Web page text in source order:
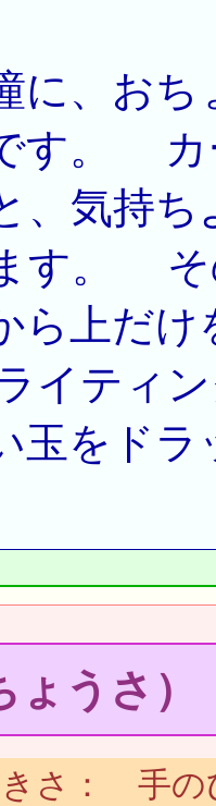
に、お
す。 カ
、気持ち
す。 そ
ら上だ
ティン
玉をド
うさ）
さ： 手の